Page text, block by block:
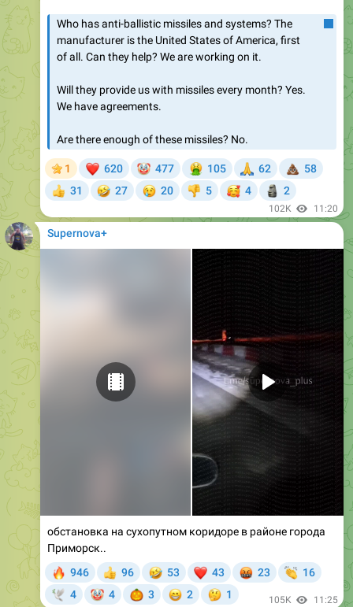
Who has anti-ballistic missiles and systems? The
manufacturer is the United States of America, first
of all. Can they help? We are working on it.
Will they provide us with missiles every month? Yes.
We have agreements.
Are there enough of these missiles? No.
1 620
🤡
477
🤮
105
🙏
62
💩
58
31 27
😢
20
👎
5
🥰
4
🗿
2
102K 11:20
Supernova+
обстановка на сухопутном коридоре в районе города
Приморск..
946 96
🤣
53
❤
43
🤬
23
👏
16
4 4
🎃
3
😁
2
🤔
1 105K 11:25